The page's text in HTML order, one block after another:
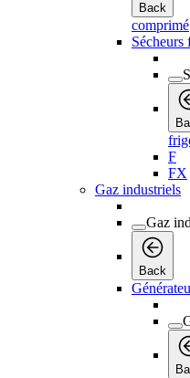
Back
comprimé
F
FX
Gaz industriels
Gaz
Back